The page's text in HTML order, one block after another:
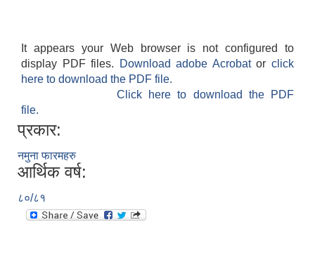
It appears your Web browser is not configured to
display PDF files.
Download adobe Acrobatorclick
here to download the PDF file.
Click here to download the PDF
file.
प्रकार:
नमुना फारमहरु
आर्थिक वर्ष:
८०/८१